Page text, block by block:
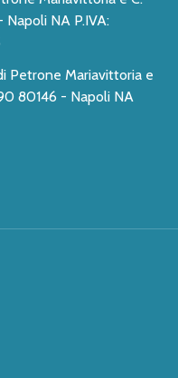
Petrone Mariavittoria e
80146 - Napoli NA